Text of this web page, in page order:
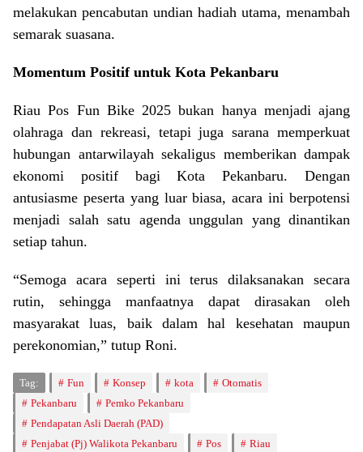
melakukan pencabutan undian hadiah utama, menambah
semarak suasana.
Momentum Positif untuk Kota Pekanbaru
Riau Pos Fun Bike 2025 bukan hanya menjadi ajang
olahraga dan rekreasi, tetapi juga sarana memperkuat
hubungan antarwilayah sekaligus memberikan dampak
ekonomi positif bagi Kota Pekanbaru. Dengan
antusiasme peserta yang luar biasa, acara ini berpotensi
menjadi salah satu agenda unggulan yang dinantikan
setiap tahun.
“Semoga acara seperti ini terus dilaksanakan secara
rutin, sehingga manfaatnya dapat dirasakan oleh
masyarakat luas, baik dalam hal kesehatan maupun
perekonomian,” tutup Roni.
Tag: Fun Konsep kota
Otomatis
Pekanbaru
Pemko Pekanbaru
Pendapatan Asli Daerah (PAD)
Penjabat (Pj) Walikota Pekanbaru
Pos Riau